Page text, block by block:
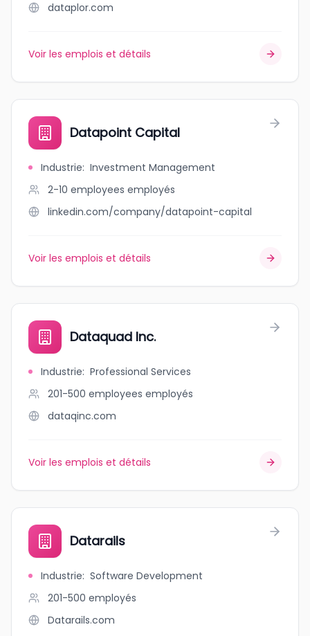
dataplor.com
Voir les emplois et détails
Datapoint Capital
Industrie: Investment Management
2-10 employees employés
linkedin.com/company/datapoint-capital
Voir les emplois et détails
Dataquad Inc.
Industrie: Professional Services
201-500 employees employés
dataqinc.com
Voir les emplois et détails
Datarails
Industrie: Software Development
201-500 employés
Datarails.com